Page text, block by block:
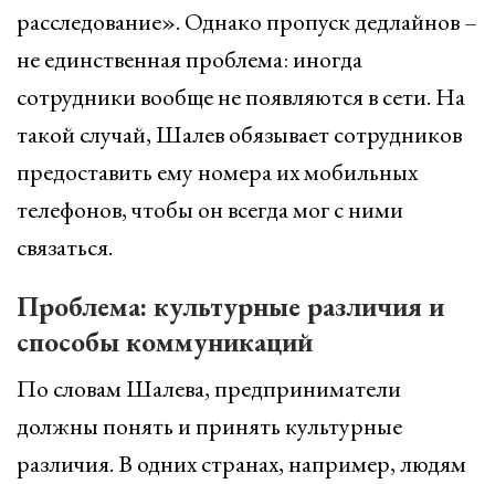
расследование». Однако пропуск дедлайнов –
не единственная проблема: иногда
сотрудники вообще не появляются в сети. На
такой случай, Шалев обязывает сотрудников
предоставить ему номера их мобильных
телефонов, чтобы он всегда мог с ними
связаться.
Проблема: культурные различия и
способы коммуникаций
По словам Шалева, предприниматели
должны понять и принять культурные
различия. В одних странах, например, людям